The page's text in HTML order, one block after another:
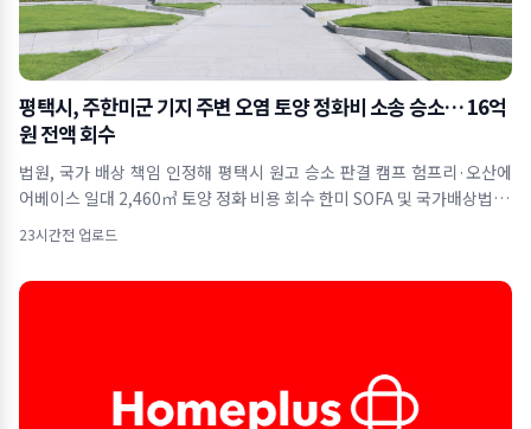
평택시, 주한미군 기지 주변 오염 토양 정화비 소송 승소… 16억
원 전액 회수
법원, 국가 배상 책임 인정해 평택시 원고 승소 판결 캠프 험프리·오산에
어베이스 일대 2,460㎥ 토양 정화 비용 회수 한미 SOFA 및 국가배상법 근
거&hel
23시간전 업로드